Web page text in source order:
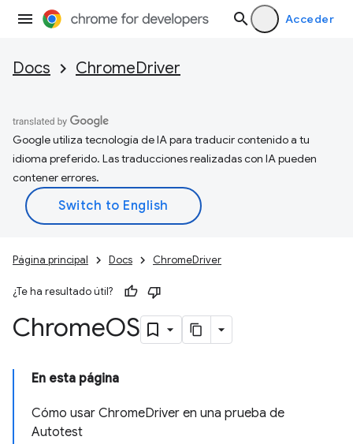
Acceder
Docs ChromeDriver
Google utiliza tecnología de IA para traducir contenido a tu
idioma preferido. Las traducciones realizadas con IA pueden
contener errores.
Página principal Docs ChromeDriver
¿Te ha resultado útil?
ChromeOS
En esta página
Cómo usar ChromeDriver en una prueba de
Autotest